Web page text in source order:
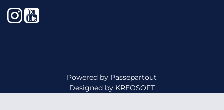
Instagram
YouTube
Powered by Passepartout
Designed by KREOSOFT